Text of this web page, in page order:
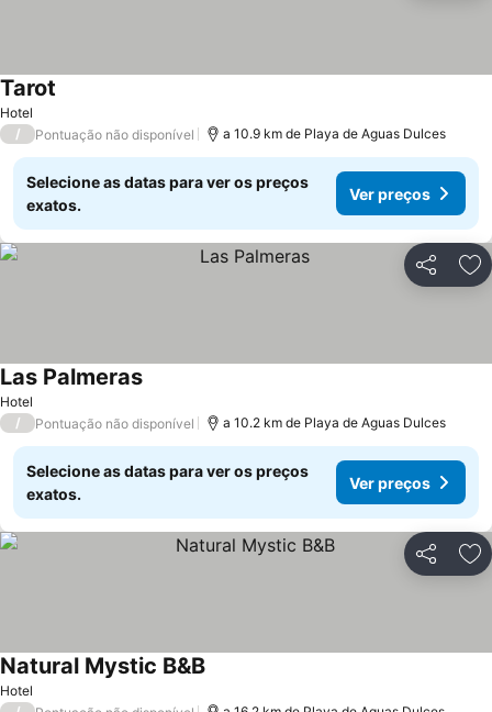
Hotel
Tarot
/ Pontuação não disponível a 10.9 km de Playa de Aguas Dulces
Selecione as datas para ver os preços
exatos.
Ver preços
Partilhar
Hotel
Las PalmerasVer preços
/ Pontuação não disponível a 10.2 km de Playa de Aguas Dulces
Selecione as datas para ver os preços
exatos.
Ver preços
Partilhar
Hotel
Natural Mystic B&BVer preços